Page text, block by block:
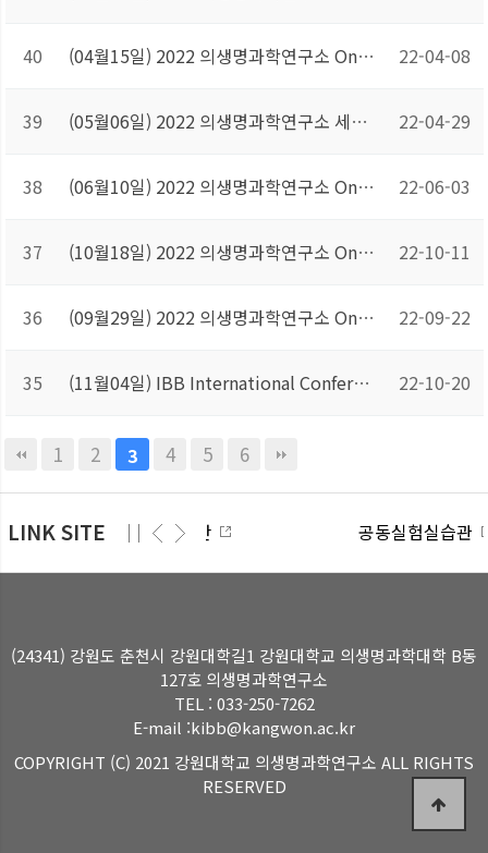
40 (04월15일) 2022 의생명과학연구소 Online 세미나 22-04-08
39 (05월06일) 2022 의생명과학연구소 세미나 22-04-29
38 (06월10일) 2022 의생명과학연구소 Online 세미나 22-06-03
37 (10월18일) 2022 의생명과학연구소 Online 세미나 22-10-11
36 (09월29일) 2022 의생명과학연구소 Online 세미나 22-09-22
35 (11월04일) IBB International Conference 2022 22-10-20
1 2 3 4 5 6
LINK SITE
산학협력단 공동실험실습관
(24341) 강원도 춘천시 강원대학길1 강원대학교 의생명과학대학 B동
127호 의생명과학연구소
TEL : 033-250-7262
E-mail :kibb@kangwon.ac.kr
COPYRIGHT (C) 2021 강원대학교 의생명과학연구소 ALL RIGHTS
RESERVED